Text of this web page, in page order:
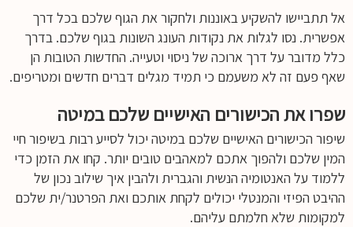
אל תתביישו להשקיע באוננות ולחקור את הגוף שלכם בכל דרך
אפשרית. נסו לגלות את נקודות העונג השונות בגוף שלכם. בדרך
כלל מדובר על דרך ארוכה של ניסוי וטעייה. החדשות הטובות הן
שאף פעם זה לא משעמם כי תמיד מגלים דברים חדשים ומטריפים.
שפרו את הכישורים האישיים שלכם במיטה
שיפור הכישורים האישיים שלכם במיטה יכול לסייע רבות בשיפור חיי
המין שלכם ולהפוך אתכם למאהבים טובים יותר. קחו את הזמן כדי
ללמוד על האנטומיה הנשית והגברית ולהבין איך שילוב נכון של
ההיבט הפיזי והמנטלי יכולים לקחת אותכם ואת הפרטנר/ית שלכם
למקומות שלא חלמתם עליהם.